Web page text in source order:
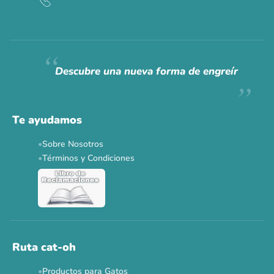
Siempre fuimosraros.
Ver todas las promos 🐾
Descubre una nueva forma de engreír
Te ayudamos
Sobre Nosotros
Términos y Condiciones
Ruta cat-oh
Productos para Gatos